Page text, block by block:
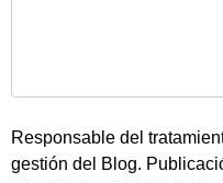
Responsable del
gestión del Blog.